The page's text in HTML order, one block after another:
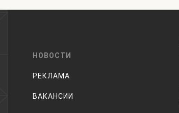
НОВОСТИ
РЕКЛАМА
ВАКАНСИИ